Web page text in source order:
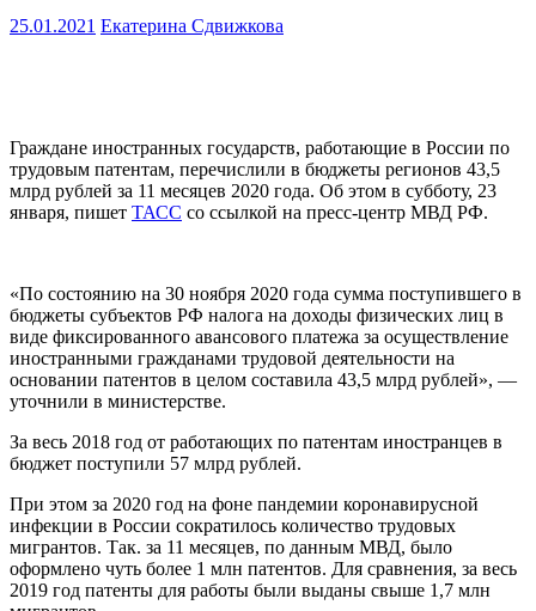
25.01.2021 Екатерина Сдвижкова
Граждане иностранных государств, работающие в России по
трудовым патентам, перечислили в бюджеты регионов 43,5
млрд рублей за 11 месяцев 2020 года. Об этом в субботу, 23
января, пишет ТАСС со ссылкой на пресс-центр МВД РФ.
«По состоянию на 30 ноября 2020 года сумма поступившего в
бюджеты субъектов РФ налога на доходы физических лиц в
виде фиксированного авансового платежа за осуществление
иностранными гражданами трудовой деятельности на
основании патентов в целом составила 43,5 млрд рублей», —
уточнили в министерстве.
За весь 2018 год от работающих по патентам иностранцев в
бюджет поступили 57 млрд рублей.
При этом за 2020 год на фоне пандемии коронавирусной
инфекции в России сократилось количество трудовых
мигрантов. Так. за 11 месяцев, по данным МВД, было
оформлено чуть более 1 млн патентов. Для сравнения, за весь
2019 год патенты для работы были выданы свыше 1,7 млн